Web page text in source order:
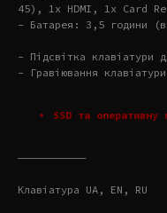
45), 1x HDMI, 1x Card
- Батарея: 3,5 години (в
- Підсвітка клавіатури
- Гравіювання клавіатури
SSD та
———————————
Клавіатура UA, EN, RU